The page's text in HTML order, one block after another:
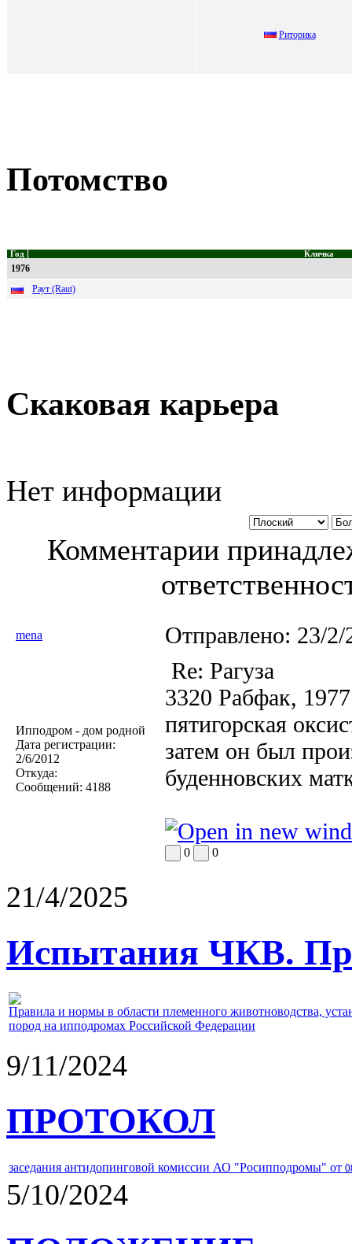
Ритоpикa
Потомство
Год Кличка
1976
Раут (Raut)
Скаковая карьера
Нет информации
Комментарии
mena Отправлено: 23/
Ипподром - дом родной
Дата регистрации:
2/6/2012
Откуда:
Сообщений: 4188
Re: Рагуза
3320 Рабфак,
пятигорская
затем он был
буденновских
0 0
21/4/2025
Испытания ЧКВ.
Правила и нормы в области племенного животноводства,
пород на ипподромах Российской Федерации
9/11/2024
ПРОТОКОЛ
заседания антидопинговой комиссии АО "Росипподромы" от
5/10/2024